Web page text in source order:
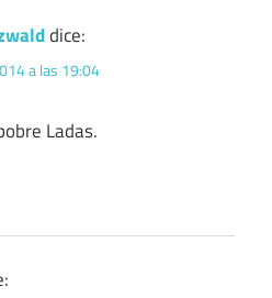
dice:
a las 19:04
Ladas.